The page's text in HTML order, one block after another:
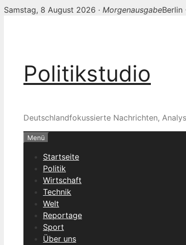
Samstag, 8 August 2026 · MorgenausgabeBerlin
Politikstudio
Deutschlandfokussierte Nachrichten,
Menü
Startseite
Politik
Wirtschaft
Technik
Welt
Reportage
Sport
Über uns